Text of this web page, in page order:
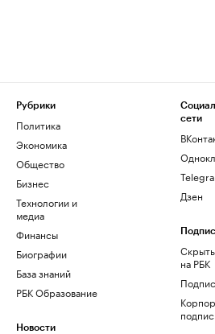
Рубрики
Политика
Экономика
Общество
Бизнес
Технологии и
медиа
Финансы
Биографии
База знаний
РБК Образование
Новости
сети
Дзен
на РБК